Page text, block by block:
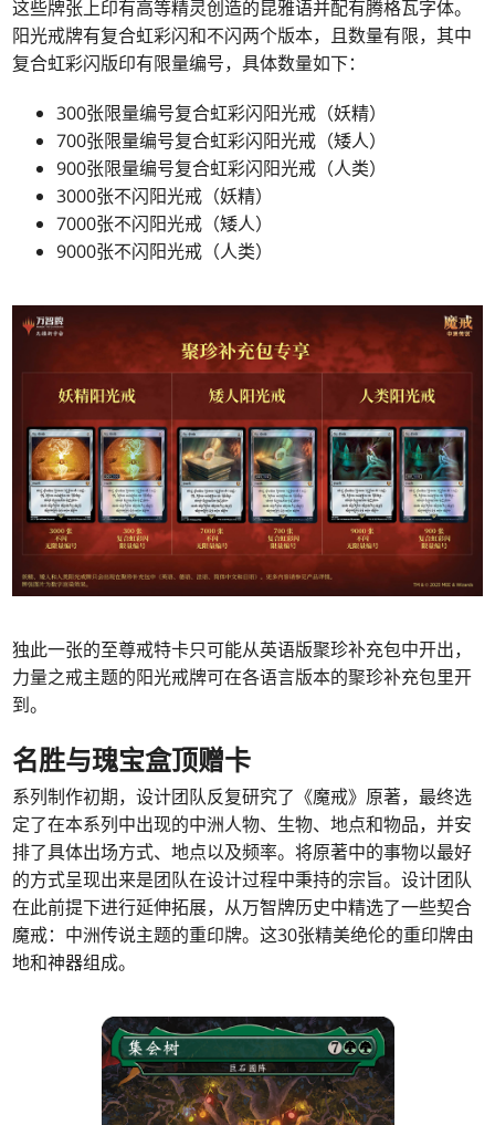
这些牌张上印有高等精灵创造的昆雅语并配有腾格瓦字体。
阳光戒牌有复合虹彩闪和不闪两个版本，且数量有限，其中
复合虹彩闪版印有限量编号，具体数量如下：
300张限量编号复合虹彩闪阳光戒（妖精）
700张限量编号复合虹彩闪阳光戒（矮人）
900张限量编号复合虹彩闪阳光戒（人类）
3000张不闪阳光戒（妖精）
7000张不闪阳光戒（矮人）
9000张不闪阳光戒（人类）
独此一张的至尊戒特卡只可能从英语版聚珍补充包中开出，
力量之戒主题的阳光戒牌可在各语言版本的聚珍补充包里开
到。
名胜与瑰宝盒顶赠卡
系列制作初期，设计团队反复研究了《魔戒》原著，最终选
定了在本系列中出现的中洲人物、生物、地点和物品，并安
排了具体出场方式、地点以及频率。将原著中的事物以最好
的方式呈现出来是团队在设计过程中秉持的宗旨。设计团队
在此前提下进行延伸拓展，从万智牌历史中精选了一些契合
魔戒：中洲传说主题的重印牌。这30张精美绝伦的重印牌由
地和神器组成。